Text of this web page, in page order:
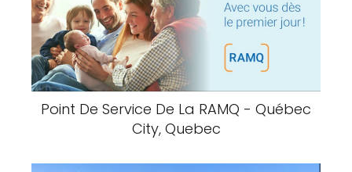
Point De Service De La RAMQ - Québec
City, Quebec